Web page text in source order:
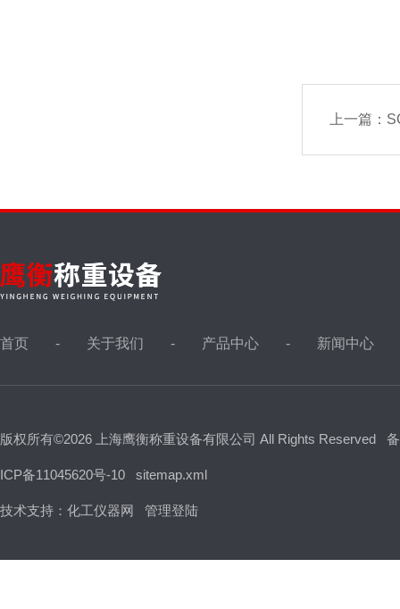
上一篇：
首页 关于我们 产品中心 新闻中心
版权所有©2026 上海鹰衡称重设备有限公司 All Rights Reserved
ICP备11045620号-10 sitemap.xml
技术支持： 化工仪器网 管理登陆